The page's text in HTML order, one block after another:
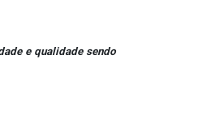
e qualidade sendo